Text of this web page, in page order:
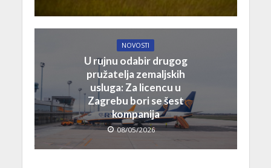
NOVOSTI
U rujnu odabir drugog
pružatelja zemaljskih
usluga: Za licencu u
Zagrebu bori se šest
kompanija
08/05/2026